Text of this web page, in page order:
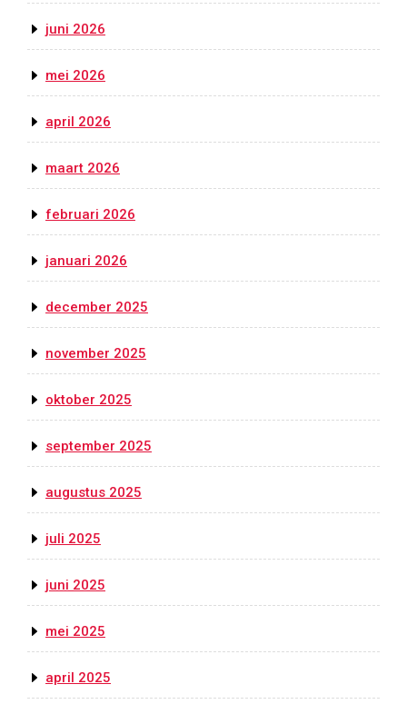
juni 2026
mei 2026
april 2026
maart 2026
februari 2026
januari 2026
december 2025
november 2025
oktober 2025
september 2025
augustus 2025
juli 2025
juni 2025
mei 2025
april 2025